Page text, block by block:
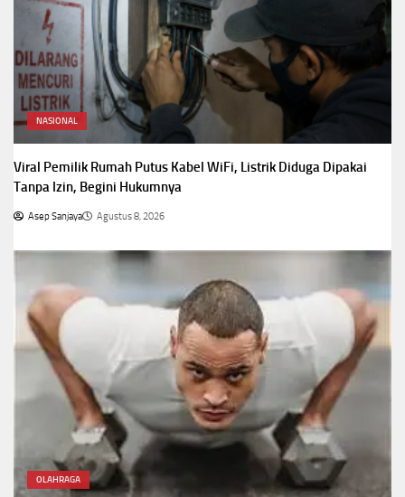
NASIONAL
Viral Pemilik Rumah Putus Kabel WiFi, Listrik Diduga Dipakai
Tanpa Izin, Begini Hukumnya
Asep Sanjaya Agustus 8, 2026
OLAHRAGA